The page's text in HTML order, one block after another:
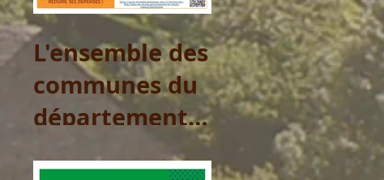
L'ensemble des
communes du
département
sont placées